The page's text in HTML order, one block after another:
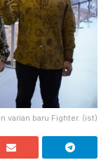
varian baru Fighter. (ist)